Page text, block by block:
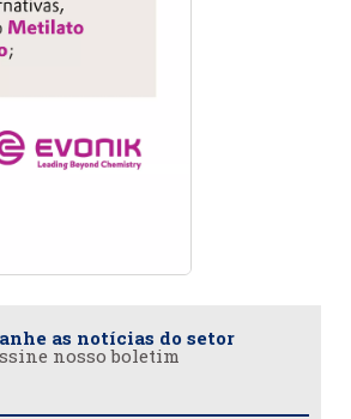
as notícias do setor
nosso boletim